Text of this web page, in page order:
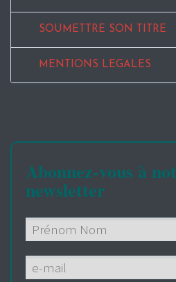
SOUMETTRE SON TITRE
MENTIONS LEGALES
Abonnez-vous à
newsletter